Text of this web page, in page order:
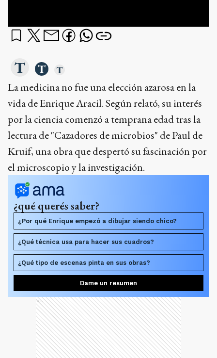
La medicina no fue una elección azarosa en la
vida de Enrique Aracil. Según relató, su interés
por la ciencia comenzó a temprana edad tras la
lectura de "Cazadores de microbios" de Paul de
Kruif, una obra que despertó su fascinación por
el microscopio y la investigación.
¿qué querés saber?
¿Por qué Enrique empezó a dibujar siendo chico?
¿Qué técnica usa para hacer sus cuadros?
¿Qué tipo de escenas pinta en sus obras?
Dame un resumen
Ads